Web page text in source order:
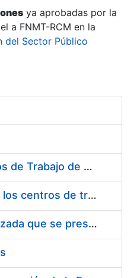
ya aprobadas por la
a FNMT-RCM en la
del Sector Público
Suministro de Protectores Auditivos a medida para las personas trabajadoras de los Centros de Trabajo de Madrid y Burgos
Suministro de gafas graduadas antiproyecciones para los trabajadores de la FNMT-RCM en los centros de trabajo de Madrid y Burgos
Servicios de una empresa externa para el asesoramiento y resolución de los recursos de alzada que se presentan relacionados con procesos de selección para la FNMT-RCM